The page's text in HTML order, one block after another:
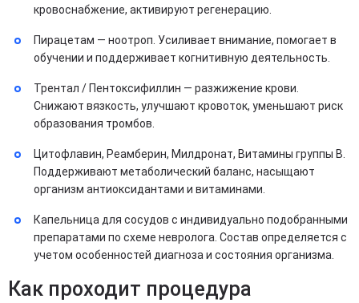
кровоснабжение, активируют регенерацию.
Пирацетам — ноотроп. Усиливает внимание, помогает в
обучении и поддерживает когнитивную деятельность.
Трентал / Пентоксифиллин — разжижение крови.
Снижают вязкость, улучшают кровоток, уменьшают риск
образования тромбов.
Цитофлавин, Реамберин, Милдронат, Витамины группы B.
Поддерживают метаболический баланс, насыщают
организм антиоксидантами и витаминами.
Капельница для сосудов с индивидуально подобранными
препаратами по схеме невролога. Состав определяется с
учетом особенностей диагноза и состояния организма.
Как проходит процедура